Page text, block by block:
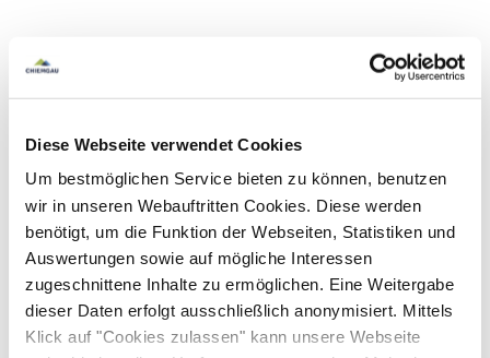
Diese Webseite verwendet Cookies
Um bestmöglichen Service bieten zu können, benutzen
wir in unseren Webauftritten Cookies. Diese werden
benötigt, um die Funktion der Webseiten, Statistiken und
Auswertungen sowie auf mögliche Interessen
zugeschnittene Inhalte zu ermöglichen. Eine Weitergabe
dieser Daten erfolgt ausschließlich anonymisiert. Mittels
Klick auf "Cookies zulassen" kann unsere Webseite